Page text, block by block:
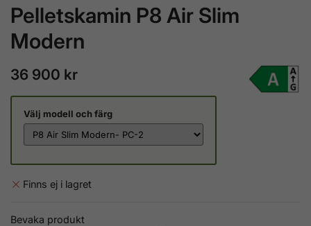
Pelletskamin P8 Air Slim
Modern
36 900 kr
Välj modell och färg
Finns ej i lagret
Bevaka produkt